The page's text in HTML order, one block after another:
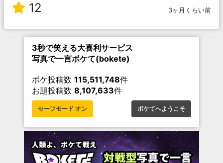
12 3ヶ月くらい前
3秒で笑える大喜利サービス
写真で一言ボケて(bokete)
ボケ投稿数 115,511,748件
お題投稿数 8,107,633件
セーフモード オン ボケてへようこそ